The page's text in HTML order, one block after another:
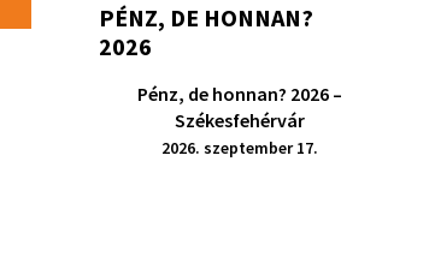
PÉNZ, DE HONNAN?
2026
Pénz, de honnan? 2026 –
Székesfehérvár
2026. szeptember 17.